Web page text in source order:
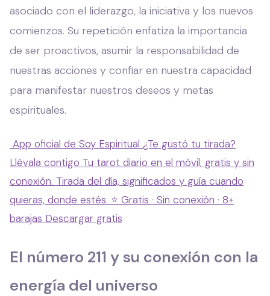
asociado con el liderazgo, la iniciativa y los nuevos
comienzos. Su repetición enfatiza la importancia
de ser proactivos, asumir la responsabilidad de
nuestras acciones y confiar en nuestra capacidad
para manifestar nuestros deseos y metas
espirituales.
App oficial de Soy Espiritual ¿Te gustó tu tirada?
Llévala contigo Tu tarot diario en el móvil, gratis y sin
conexión. Tirada del día, significados y guía cuando
quieras, donde estés. ⭐ Gratis · Sin conexión · 8+
barajas Descargar gratis
El número 211 y su conexión con la
energía del universo